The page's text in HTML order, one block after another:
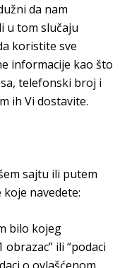
da nam
u tom slučaju
koristite sve
informacije kao što
telefonski broj i
ih Vi dostavite.
sajtu ili putem
navedete:
bilo kojeg
ili “podaci